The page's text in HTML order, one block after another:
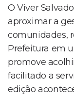
O Viver
aproximar a
comunidades,
Prefeitura em
promove
facilitado a
edição